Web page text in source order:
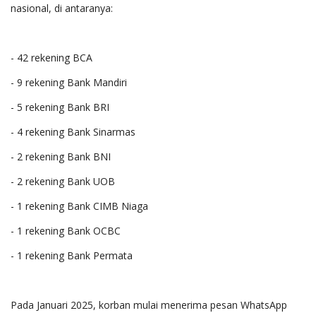
nasional, di antaranya:
- 42 rekening BCA
- 9 rekening Bank Mandiri
- 5 rekening Bank BRI
- 4 rekening Bank Sinarmas
- 2 rekening Bank BNI
- 2 rekening Bank UOB
- 1 rekening Bank CIMB Niaga
- 1 rekening Bank OCBC
- 1 rekening Bank Permata
Pada Januari 2025, korban mulai menerima pesan WhatsApp